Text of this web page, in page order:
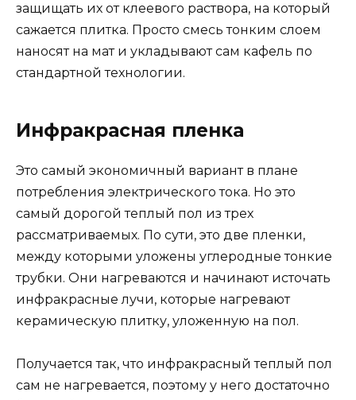
защищать их от клеевого раствора, на который
сажается плитка. Просто смесь тонким слоем
наносят на мат и укладывают сам кафель по
стандартной технологии.
Инфракрасная пленка
Это самый экономичный вариант в плане
потребления электрического тока. Но это
самый дорогой теплый пол из трех
рассматриваемых. По сути, это две пленки,
между которыми уложены углеродные тонкие
трубки. Они нагреваются и начинают источать
инфракрасные лучи, которые нагревают
керамическую плитку, уложенную на пол.
Получается так, что инфракрасный теплый пол
сам не нагревается, поэтому у него достаточно